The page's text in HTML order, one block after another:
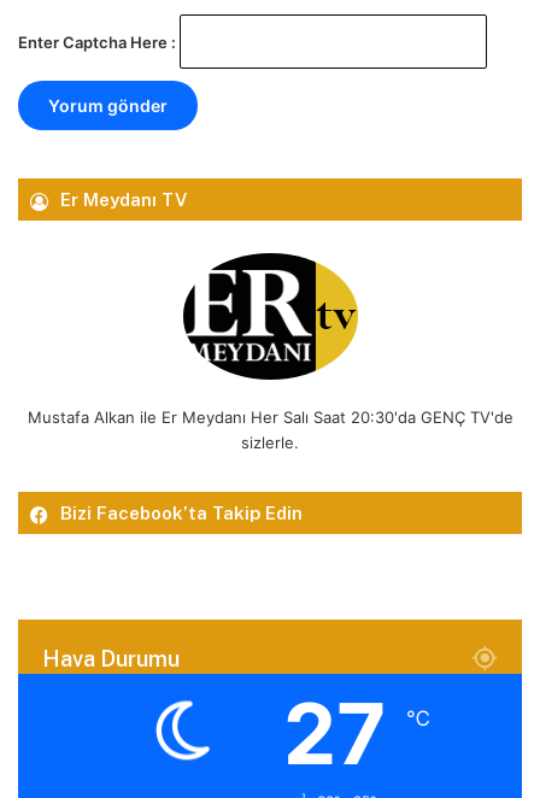
Enter Captcha Here :
Er Meydanı TV
Mustafa Alkan ile Er Meydanı Her Salı Saat 20:30'da GENÇ TV'de
sizlerle.
Bizi Facebook’ta Takip Edin
Hava Durumu
27 ℃